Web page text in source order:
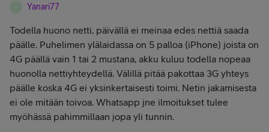
Yanari77
Todella huono netti, päivällä ei meinaa edes nettiä saada
päälle. Puhelimen ylälaidassa on 5 palloa (iPhone) joista on
4G päällä vain 1 tai 2 mustana, akku kuluu todella nopeaa
huonolla nettiyhteydellä. Välillä pitää pakottaa 3G yhteys
päälle koska 4G ei yksinkertaisesti toimi. Netin jakamisesta
ei ole mitään toivoa. Whatsapp jne ilmoitukset tulee
myöhässä pahimmillaan jopa yli tunnin.